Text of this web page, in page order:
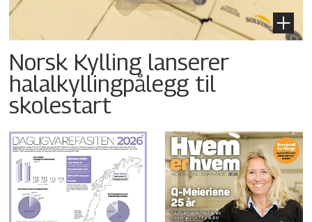
Norsk Kylling lanserer
halalkyllingpålegg til
skolestart